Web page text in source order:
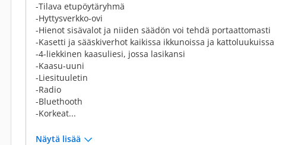
-Tilava etupöytäryhmä
-Hyttysverkko-ovi
-Hienot sisävalot ja niiden säädön voi tehdä portaattomasti
-Kasetti ja sääskiverhot kaikissa ikkunoissa ja kattoluukuissa
-4-liekkinen kaasuliesi, jossa lasikansi
-Kaasu-uuni
-Liesituuletin
-Radio
-Bluethooth
-Korkeat...
Näytä lisää